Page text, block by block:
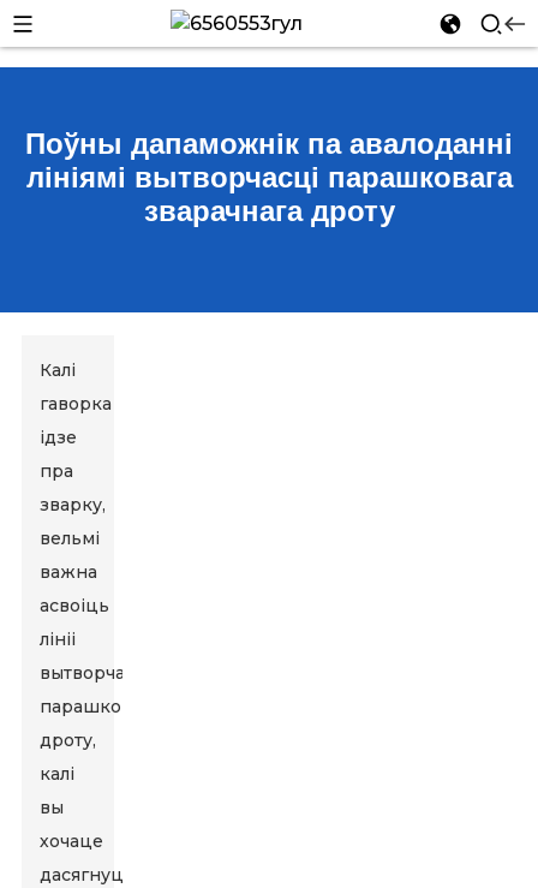
Поўны дапаможнік па авалоданні
лініямі вытворчасці парашковага
зварачнага дроту
Калі
гаворка
ідзе
пра
зварку,
вельмі
важна
асвоіць
лініі
вытворчасці
парашковага
дроту,
калі
вы
хочаце
дасягнуць